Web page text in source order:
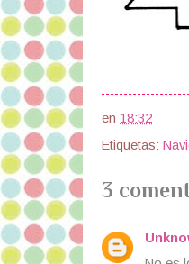
en 18:32
Etiquetas:
3